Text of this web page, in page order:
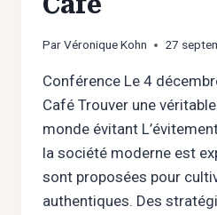
ParVéronique Kohn 27
Conférence Le 4
Café Trouver une
monde évitant
la société moderne est
sont proposées pour
authentiques. Des